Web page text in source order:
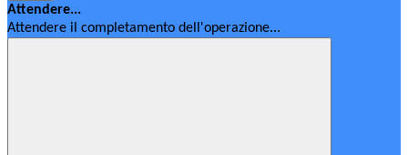
Attendere...
Attendere il completamento dell'operazione...